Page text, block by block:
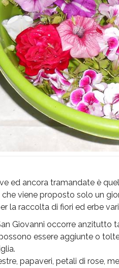
ed ancora tramandate è
viene proposto solo un
la raccolta di fiori ed erbe
Giovanni occorre
essere aggiunte o
papaveri, petali di rose,